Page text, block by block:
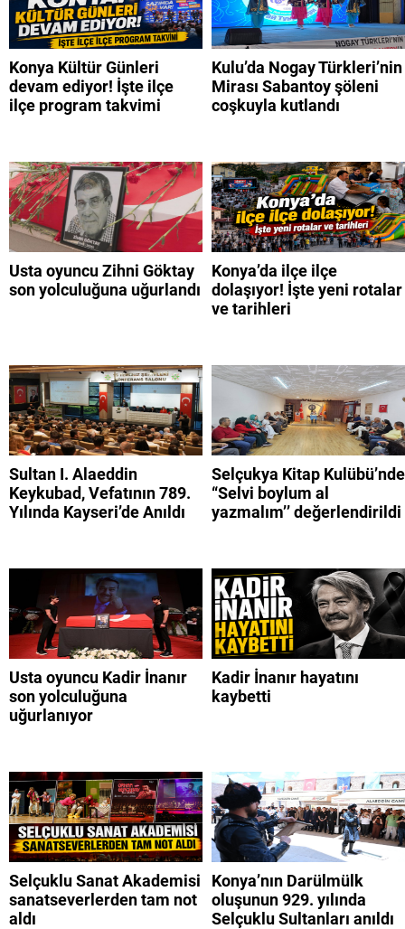
Konya Kültür Günleri
devam ediyor! İşte ilçe
ilçe program takvimi
Kulu’da Nogay Türkleri’nin
Mirası Sabantoy şöleni
coşkuyla kutlandı
Usta oyuncu Zihni Göktay
son yolculuğuna uğurlandı
Konya’da ilçe ilçe
dolaşıyor! İşte yeni rotalar
ve tarihleri
Sultan I. Alaeddin
Keykubad, Vefatının 789.
Yılında Kayseri’de Anıldı
Selçukya Kitap Kulübü’nde
“Selvi boylum al
yazmalım’’ değerlendirildi
Usta oyuncu Kadir İnanır
son yolculuğuna
uğurlanıyor
Kadir İnanır hayatını
kaybetti
Selçuklu Sanat Akademisi
sanatseverlerden tam not
aldı
Konya’nın Darülmülk
oluşunun 929. yılında
Selçuklu Sultanları anıldı